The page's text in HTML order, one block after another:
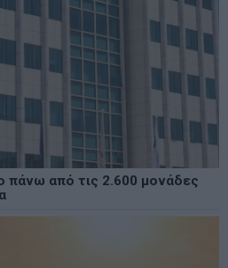
πάνω από τις 2.600 μονάδες